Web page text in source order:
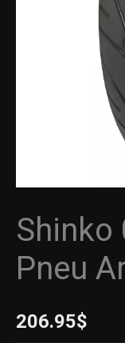
Shinko
Pneu
206.95$